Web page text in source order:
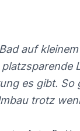
auf
es gibt. So
trotz